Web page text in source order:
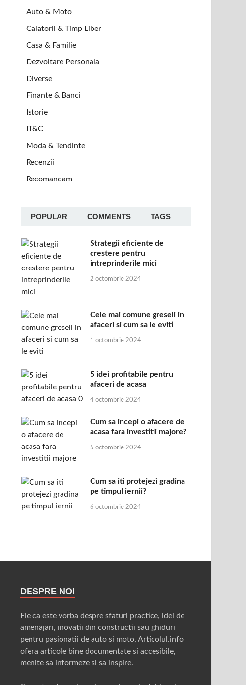
Auto & Moto
Calatorii & Timp Liber
Casa & Familie
Dezvoltare Personala
Diverse
Finante & Banci
Istorie
IT&C
Moda & Tendinte
Recenzii
Recomandam
POPULAR COMMENTS TAGS
Strategii eficiente de
crestere pentru
intreprinderile mici
2 octombrie 2024
Cele mai comune greseli in
afaceri si cum sa le eviti
1 octombrie 2024
5 idei profitabile pentru
afaceri de acasa
4 octombrie 2024
Cum sa incepi o afacere de
acasa fara investitii majore?
5 octombrie 2024
Cum sa iti protejezi gradina
pe timpul iernii?
6 octombrie 2024
DESPRE NOI
Fie ca este vorba despre sfaturi practice, idei de
amenajari, inovatii din constructii sau ghiduri
pentru pasionatii de auto si moto, Articolul.info
ofera articole bine documentate si accesibile,
menite sa informeze si sa inspire.